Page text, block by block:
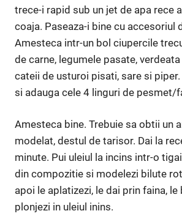
trece-i rapid sub un jet de apa rece
coaja. Paseaza-i bine cu accesoriul
Amesteca intr-un bol ciupercile
de carne, legumele pasate,
cateii de usturoi pisati, sare si
si adauga cele 4 linguri de pesmet/
Amesteca bine. Trebuie sa obtii un
modelat, destul de tarisor. Dai la
minute. Pui uleiul la incins intr-o
din compozitie si modelezi bilute
apoi le aplatizezi, le dai prin faina,
plonjezi in uleiul inins.